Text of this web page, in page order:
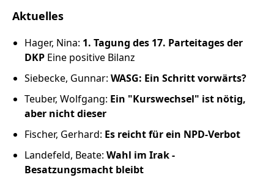
Über uns
Russland intern
Fundus
Bildungsarbeit
Edition
Kontakt
Aktuelles
Hager, Nina: 1. Tagung des 17. Parteitages der
DKP Eine positive Bilanz
Siebecke, Gunnar: WASG: Ein Schritt vorwärts?
Teuber, Wolfgang: Ein "Kurswechsel" ist nötig,
aber nicht dieser
Fischer, Gerhard: Es reicht für ein NPD-Verbot
Landefeld, Beate: Wahl im Irak -
Besatzungsmacht bleibt